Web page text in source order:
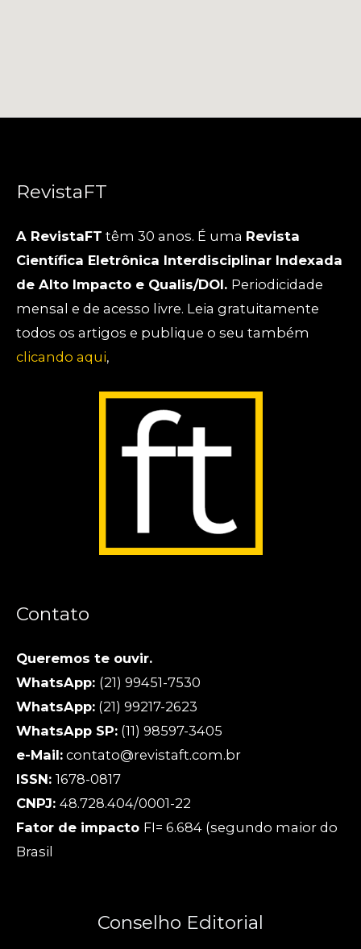
RevistaFT
A RevistaFT têm 30 anos. É uma Revista
Científica Eletrônica Interdisciplinar Indexada
de Alto Impacto e Qualis/DOI. Periodicidade
mensal e de acesso livre. Leia gratuitamente
todos os artigos e publique o seu também
clicando aqui,
Contato
Queremos te ouvir.
WhatsApp: (21) 99451-7530
WhatsApp: (21) 99217-2623
WhatsApp SP: (11) 98597-3405
e-Mail: contato@revistaft.com.br
ISSN: 1678-0817
CNPJ: 48.728.404/0001-22
Fator de impacto FI= 6.684 (segundo maior do
Brasil
Conselho Editorial